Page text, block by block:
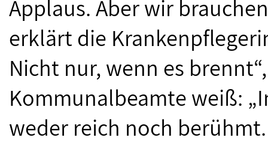
Applaus. Aber wir
erklärt die
Nicht nur, wenn es
Kommunalbeamte weiß:
weder reich noch